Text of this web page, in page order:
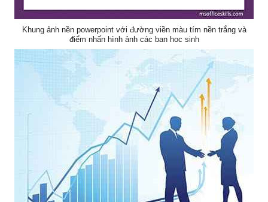
Khung ảnh nền powerpoint với đường viền màu tím nền trắng và
điểm nhấn hình ảnh các bạn học sinh